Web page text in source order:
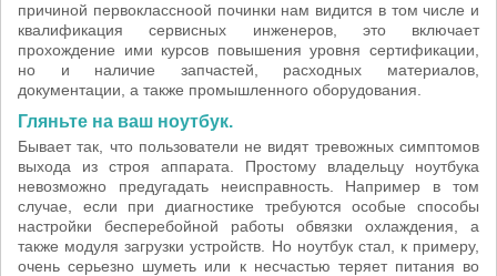
причиной первоклассноой починки нам видится в том числе и
квалификация сервисных инженеров, это включает
прохождение ими курсов повышения уровня сертификации,
но и наличие запчастей, расходных материалов,
документации, а также промышленного оборудования.
Гляньте на ваш ноутбук.
Бывает так, что пользователи не видят тревожных симптомов
выхода из строя аппарата. Простому владельцу ноутбука
невозможно предугадать неисправность. Например в том
случае, если при диагностике требуются особые способы
настройки бесперебойной работы обвязки охлаждения, а
также модуля загрузки устройств. Но ноутбук стал, к примеру,
очень серьезно шуметь или к несчастью теряет питания во